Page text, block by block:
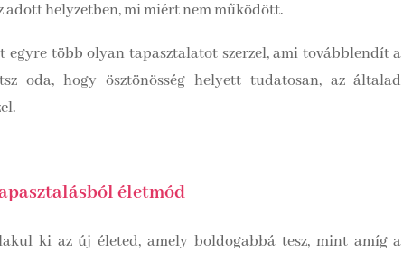
adott helyzetben, mi miért nem működött.
egyre több olyan tapasztalatot szerzel, ami továbblendít a
oda, hogy ösztönösség helyett tudatosan, az általad
életmód
ki az új életed, amely boldogabbá tesz, mint amíg a